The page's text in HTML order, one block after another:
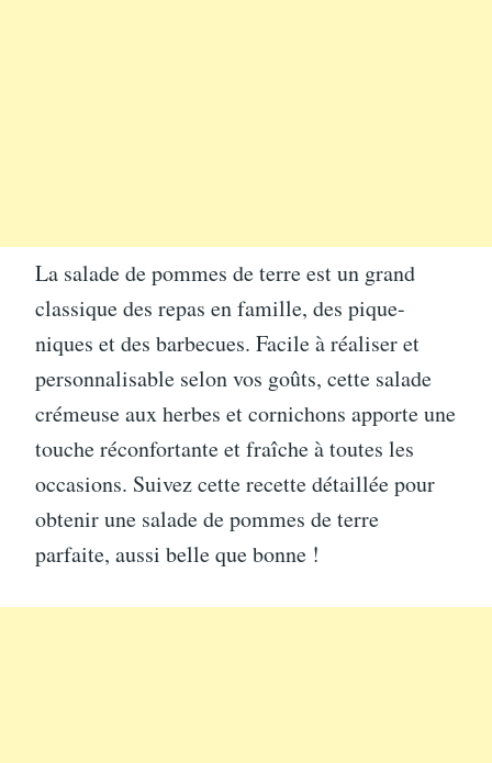
La salade de pommes de terre est un grand
classique des repas en famille, des pique-
niques et des barbecues. Facile à réaliser et
personnalisable selon vos goûts, cette salade
crémeuse aux herbes et cornichons apporte une
touche réconfortante et fraîche à toutes les
occasions. Suivez cette recette détaillée pour
obtenir une salade de pommes de terre
parfaite, aussi belle que bonne !